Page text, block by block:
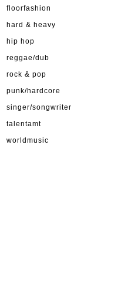
floorfashion
hard & heavy
hip hop
reggae/dub
rock & pop
punk/hardcore
singer/songwriter
talentamt
worldmusic